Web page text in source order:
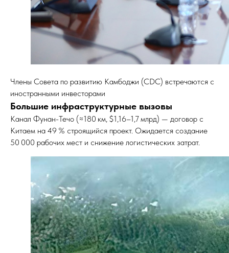
Члены Совета по развитию Камбоджи (CDC) встречаются с
иностранными инвесторами
Большие инфраструктурные вызовы
Канал Фунан-Течо (≈180 км, $1,16–1,7 млрд) — договор с
Китаем на 49 % строящийся проект. Ожидается создание
50 000 рабочих мест и снижение логистических затрат.